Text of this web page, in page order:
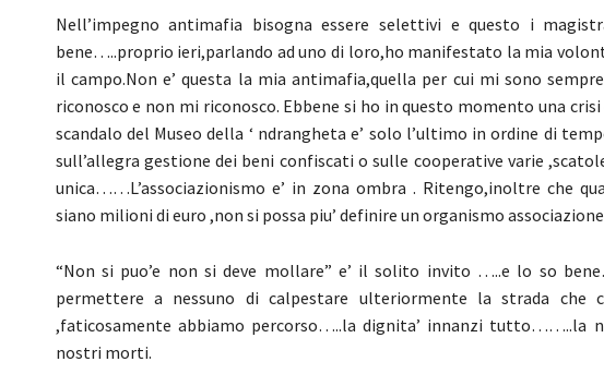
Nell’impegno antimafia bisogna essere selettivi e questo i
bene…..proprio ieri,parlando ad uno di loro,ho manifestato la mia
il campo.Non e’ questa la mia antimafia,quella per cui mi sono
riconosco e non mi riconosco. Ebbene si ho in questo momento una
scandalo del Museo della ‘ ndrangheta e’ solo l’ultimo in ordine di
sull’allegra gestione dei beni confiscati o sulle cooperative varie
unica……L’associazionismo e’ in zona ombra . Ritengo,inoltre che
siano milioni di euro ,non si possa piu’ definire un organismo
“Non si puo’e non si deve mollare” e’ il solito invito …..e lo so
permettere a nessuno di calpestare ulteriormente la strada che
,faticosamente abbiamo percorso…..la dignita’ innanzi tutto……..la
nostri morti.